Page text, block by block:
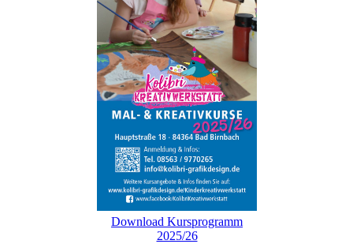
Download Kursprogramm
2025/26